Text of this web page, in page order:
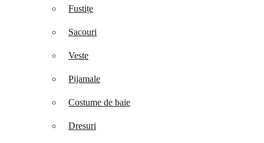
Fustițe
Sacouri
Veste
Pijamale
Costume de baie
Dresuri